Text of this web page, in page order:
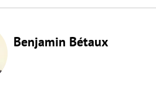
Benjamin Bétaux